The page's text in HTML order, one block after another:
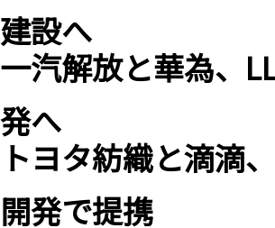
建設へ
一汽解放と華為、
発へ
トヨタ紡織と滴滴
開発で提携